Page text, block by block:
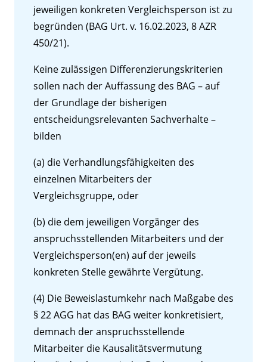
jeweiligen konkreten Vergleichsperson ist zu
begründen (BAG Urt. v. 16.02.2023, 8 AZR
450/21).
Keine zulässigen Differenzierungskriterien
sollen nach der Auffassung des BAG – auf
der Grundlage der bisherigen
entscheidungsrelevanten Sachverhalte –
bilden
(a) die Verhandlungsfähigkeiten des
einzelnen Mitarbeiters der
Vergleichsgruppe, oder
(b) die dem jeweiligen Vorgänger des
anspruchsstellenden Mitarbeiters und der
Vergleichsperson(en) auf der jeweils
konkreten Stelle gewährte Vergütung.
(4) Die Beweislastumkehr nach Maßgabe des
§ 22 AGG hat das BAG weiter konkretisiert,
demnach der anspruchsstellende
Mitarbeiter die Kausalitätsvermutung